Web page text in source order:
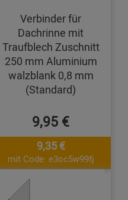
Verbinder für
Dachrinne mit
Traufblech Zuschnitt
250 mm Aluminium
walzblank 0,8 mm
(Standard)
9,95 €
9,35 €
mit Code: e3oc5w99fj